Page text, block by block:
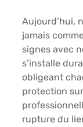
Aujourd’hui,
jamais
signes avec
s’installe
obligeant
protection
rupture du